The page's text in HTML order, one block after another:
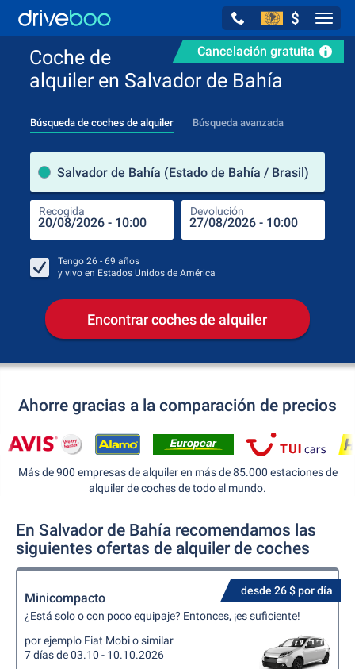
$
Cancelación gratuita
Coche de
alquiler en Salvador de Bahía
Búsqueda de coches de alquiler Búsqueda avanzada
Salvador de Bahía (Estado de Bahía / Brasil)
Recogida Devolución
Tengo 26 - 69 años
y vivo en Estados Unidos de América
Encontrar coches de alquiler
Ahorre gracias a la comparación de precios
Más de 900 empresas de alquiler en más de 85.000 estaciones de
alquiler de coches de todo el mundo.
En Salvador de Bahía recomendamos las
siguientes ofertas de alquiler de coches
desde 26 $ por día
Minicompacto
¿Está solo o con poco equipaje? Entonces, ¡es suficiente!
por ejemplo Fiat Mobi o similar
7 días de 03.10 - 10.10.2026